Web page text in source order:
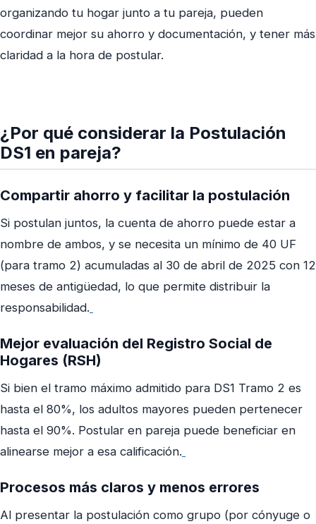
organizando tu hogar junto a tu pareja, pueden
coordinar mejor su ahorro y documentación, y tener más
claridad a la hora de postular.
¿Por qué considerar la Postulación
DS1 en pareja?
Compartir ahorro y facilitar la postulación
Si postulan juntos, la cuenta de ahorro puede estar a
nombre de ambos, y se necesita un mínimo de 40 UF
(para tramo 2) acumuladas al 30 de abril de 2025 con 12
meses de antigüedad, lo que permite distribuir la
responsabilidad.
Mejor evaluación del Registro Social de
Hogares (RSH)
Si bien el tramo máximo admitido para DS1 Tramo 2 es
hasta el 80%, los adultos mayores pueden pertenecer
hasta el 90%. Postular en pareja puede beneficiar en
alinearse mejor a esa calificación.
Procesos más claros y menos errores
Al presentar la postulación como grupo (por cónyuge o